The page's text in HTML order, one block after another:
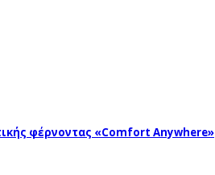
φέρνοντας «Comfort Anywhere»